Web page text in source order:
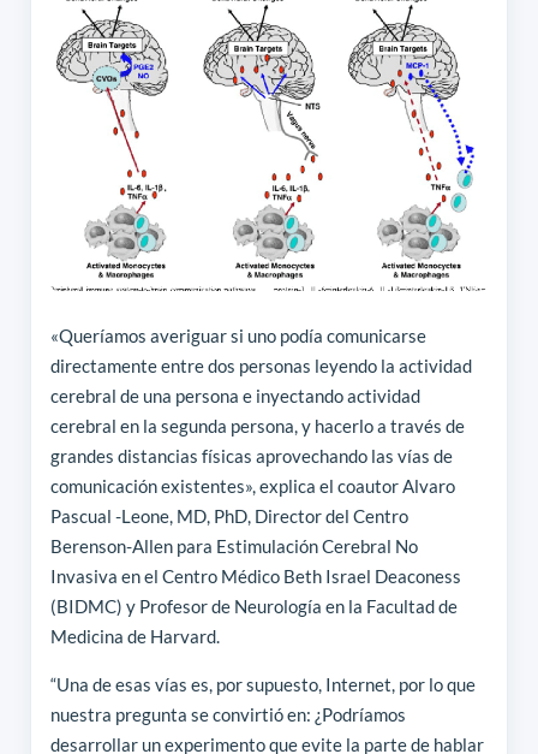
«Queríamos averiguar si uno podía comunicarse
directamente entre dos personas leyendo la actividad
cerebral de una persona e inyectando actividad
cerebral en la segunda persona, y hacerlo a través de
grandes distancias físicas aprovechando las vías de
comunicación existentes», explica el coautor Alvaro
Pascual -Leone, MD, PhD, Director del Centro
Berenson-Allen para Estimulación Cerebral No
Invasiva en el Centro Médico Beth Israel Deaconess
(BIDMC) y Profesor de Neurología en la Facultad de
Medicina de Harvard.
“Una de esas vías es, por supuesto, Internet, por lo que
nuestra pregunta se convirtió en: ¿Podríamos
desarrollar un experimento que evite la parte de hablar